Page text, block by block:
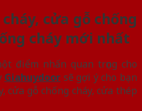
cửa gỗ chống
cháy mới nhất
điểm nhấn quan trọng cho
Giahuydoor sẽ gợi ý cho bạn
cửa gỗ chống cháy, cửa thép